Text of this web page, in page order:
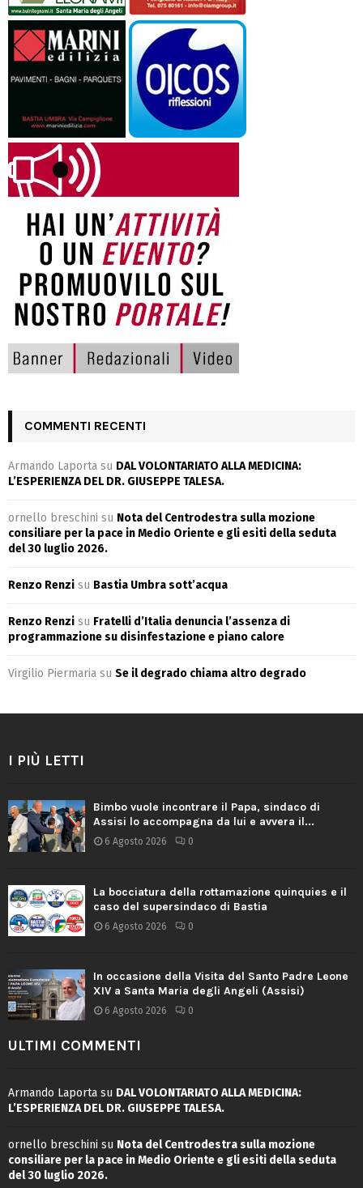
COMMENTI RECENTI
Armando Laporta su DAL VOLONTARIATO ALLA MEDICINA:
L’ESPERIENZA DEL DR. GIUSEPPE TALESA.
ornello breschini su Nota del Centrodestra sulla mozione
consiliare per la pace in Medio Oriente e gli esiti della seduta
del 30 luglio 2026.
Renzo Renzi su Bastia Umbra sott’acqua
Renzo Renzi su Fratelli d’Italia denuncia l’assenza di
programmazione su disinfestazione e piano calore
Virgilio Piermaria su Se il degrado chiama altro degrado
I PIÙ LETTI
Bimbo vuole incontrare il Papa, sindaco di
Assisi lo accompagna da lui e avvera il...
6 Agosto 2026 0
La bocciatura della rottamazione quinquies e il
caso del supersindaco di Bastia
6 Agosto 2026 0
In occasione della Visita del Santo Padre Leone
XIV a Santa Maria degli Angeli (Assisi)
6 Agosto 2026 0
ULTIMI COMMENTI
Armando Laporta su DAL VOLONTARIATO ALLA MEDICINA:
L’ESPERIENZA DEL DR. GIUSEPPE TALESA.
ornello breschini su Nota del Centrodestra sulla mozione
consiliare per la pace in Medio Oriente e gli esiti della seduta
del 30 luglio 2026.